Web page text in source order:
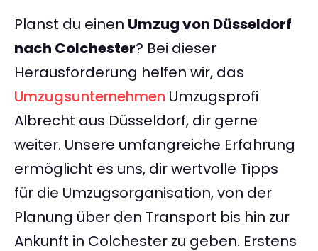
Planst du einen Umzug von Düsseldorf
nach Colchester? Bei dieser
Herausforderung helfen wir, das
Umzugsunternehmen Umzugsprofi
Albrecht aus Düsseldorf, dir gerne
weiter. Unsere umfangreiche Erfahrung
ermöglicht es uns, dir wertvolle Tipps
für die Umzugsorganisation, von der
Planung über den Transport bis hin zur
Ankunft in Colchester zu geben. Erstens